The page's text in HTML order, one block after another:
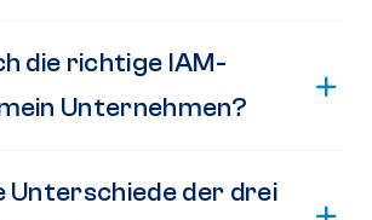
die richtige IAM-
Unternehmen?
Unterschiede der drei